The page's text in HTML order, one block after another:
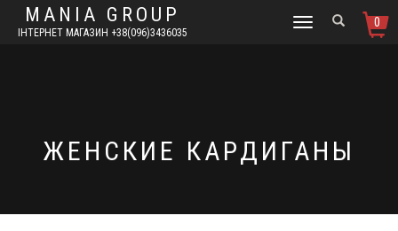
MANIA GROUP
ІНТЕРНЕТ МАГАЗИН +38(096)3436035
TOGGLE
0
ЖЕНСКИЕ КАРДИГАНЫ